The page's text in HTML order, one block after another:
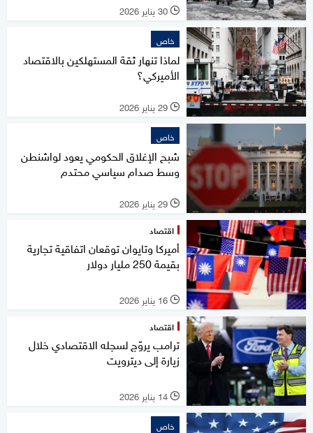
l 30 يناير 2026
خاص
لماذا تنهار ثقة المستهلكين بالاقتصاد
الأميركي؟
l 29 يناير 2026
خاص
شبح الإغلاق الحكومي يعود لواشنطن
وسط صدام سياسي محتدم
l 29 يناير 2026
اقتصاد
أميركا وتايوان توقعان اتفاقية تجارية
بقيمة 250 مليار دولار
l 16 يناير 2026
اقتصاد
ترامب يروّج لسجله الاقتصادي خلال
زيارة إلى ديترويت
l 14 يناير 2026
خاص